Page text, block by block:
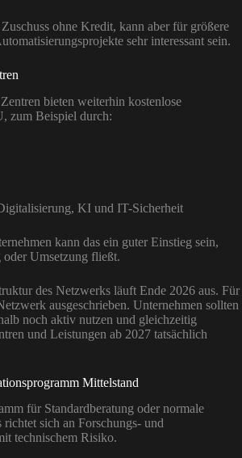
ohne Kredit, kann aber für größere
sehr interessant sein.
bieten weiterhin kostenlose
zum Beispiel durch:
KI und IT-Sicherheit
kann das ein guter Einstieg sein,
Umsetzung fließt.
des Netzwerks läuft Ende 2026 aus. Für
ausgeschrieben. Unternehmen sollten
noch aktiv nutzen und gleichzeitig
und Leistungen ab 2027 tatsächlich
Mittelstand
für Standardberatung oder normale
sich an Forschungs- und
technischem Risiko.